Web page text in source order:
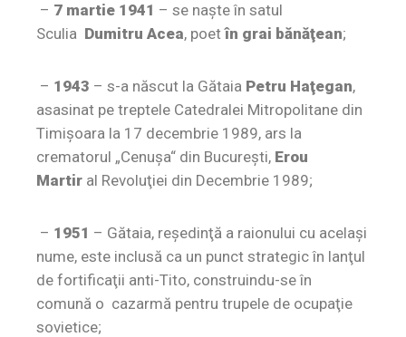
– 7 martie 1941 – se naşte în satul
Sculia Dumitru Acea, poetîn grai bănăţean;
– 1943 – s-a născut la Gătaia Petru Haţegan,
asasinat pe treptele Catedralei Mitropolitane din
Timişoara la 17 decembrie 1989, ars la
crematorul „Cenuşa“ din Bucureşti, Erou
Martir al Revoluţiei din Decembrie 1989;
– 1951 – Gătaia, reşedinţă a raionului cu acelaşi
nume, este inclusă ca un punct strategic în lanţul
de fortificaţii anti-Tito, construindu-se în
comună o cazarmă pentru trupele de ocupaţie
sovietice;